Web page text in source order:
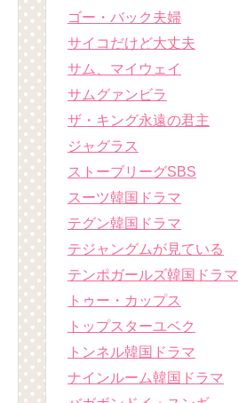
ゴー・バック夫婦
サイコだけど大丈夫
サム、マイウェイ
サムグァンビラ
ザ・キング永遠の君主
ジャグラス
ストーブリーグSBS
スーツ韓国ドラマ
テグン韓国ドラマ
テジャングムが見ている
テンポガールズ韓国ドラマ
トゥー・カップス
トップスターユベク
トンネル韓国ドラマ
ナインルーム韓国ドラマ